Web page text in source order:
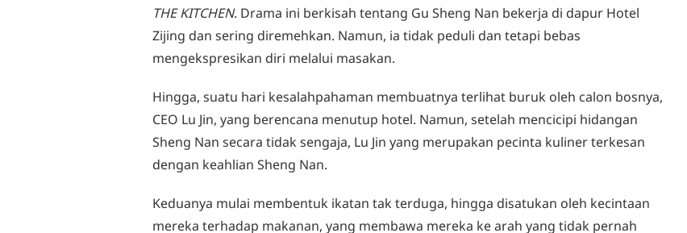
THE KITCHEN. Drama ini berkisah tentang Gu Sheng Nan bekerja di dapur Hotel
Zijing dan sering diremehkan. Namun, ia tidak peduli dan tetapi bebas
mengekspresikan diri melalui masakan.
Hingga, suatu hari kesalahpahaman membuatnya terlihat buruk oleh calon bosnya,
CEO Lu Jin, yang berencana menutup hotel. Namun, setelah mencicipi hidangan
Sheng Nan secara tidak sengaja, Lu Jin yang merupakan pecinta kuliner terkesan
dengan keahlian Sheng Nan.
Keduanya mulai membentuk ikatan tak terduga, hingga disatukan oleh kecintaan
mereka terhadap makanan, yang membawa mereka ke arah yang tidak pernah